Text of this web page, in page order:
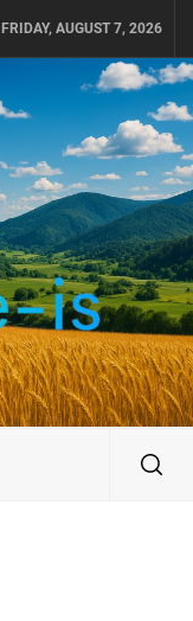
FRIDAY, AUGUST 7, 2026